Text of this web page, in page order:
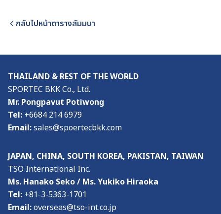
กลับไปหน้าตารางสัมมนา
THAILAND & REST OF THE WORLD
SPORTEC BKK Co., Ltd.
Mr. Pongpavut Potiwong
Tel: +6684 214 6979
Email:sales@spoertecbkk.com
JAPAN, CHINA, SOUTH KOREA, PAKISTAN, TAIWAN
TSO International Inc.
Ms. Hanako Seko / Ms. Yukiko Hiraoka
Tel: +81-3-5363-1701
Email:overseas@tso-int.co.jp